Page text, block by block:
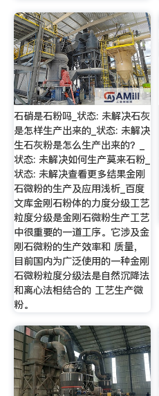
石硝是石粉吗_状态: 未解决石灰
是怎样生产出来的_状态: 未解决
生石灰粉是怎么生产出来的？_
状态: 未解决如何生产莫来石粉_
状态: 未解决查看更多结果金刚
石微粉的生产及应用浅析_百度
文库金刚石粉体的力度分级工艺
粒度分级是金刚石微粉生产工艺
中很重要的一道工序。它涉及金
刚石微粉的生产效率和 质量，
目前国内为广泛使用的一种金刚
石微粉粒度分级法是自然沉降法
和离心法相结合的 工艺生产微
粉。